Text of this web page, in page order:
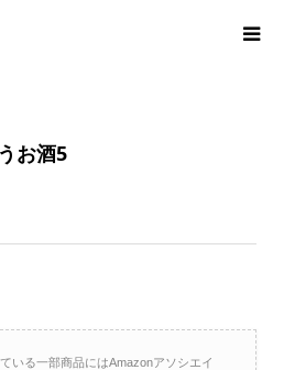
お酒5
いる一部商品にはAmazonアソシエイ